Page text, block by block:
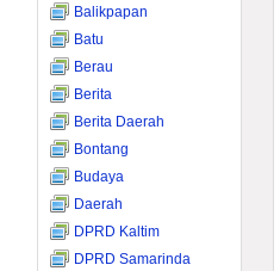
Balikpapan
Batu
Berau
Berita
Berita Daerah
Bontang
Budaya
Daerah
DPRD Kaltim
DPRD Samarinda